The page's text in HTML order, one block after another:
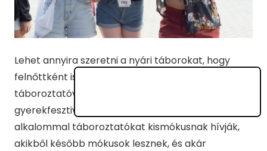
Lehet annyira szeretni a nyári táborokat, hogy
felnőttként is részt veszel rajtuk? Naná, ha
táboroztatóvá válsz! A
gyerekfesztiválján fokozatok vannak: az első
alkalommal táboroztatókat kismókusnak hívják,
akikből később mókusok lesznek, és akár